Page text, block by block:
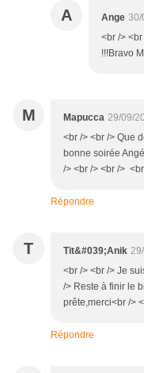
A Ange 30/
<br />
!!!Bravo
M Mapucca 29/09/
<br /> <br /> Que
bonne soirée
/> <br /> <br />
Répondre
T Tit&#039;Anik
<br /> <br /> Je
/> Reste à finir le
prête,merci<br />
Répondre